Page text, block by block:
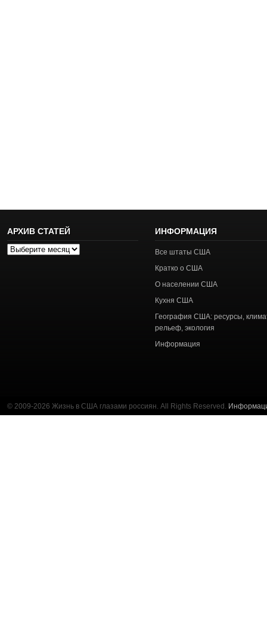
АРХИВ СТАТЕЙ
Архив
ИНФОРМАЦИЯ
Все штаты США
Кратко о США
О населении США
Кухня США
География США: ресурсы,
рельеф, экология
Информация
© 2009-2026 Жизнь в США глазами россиян. All Rights Reserved.